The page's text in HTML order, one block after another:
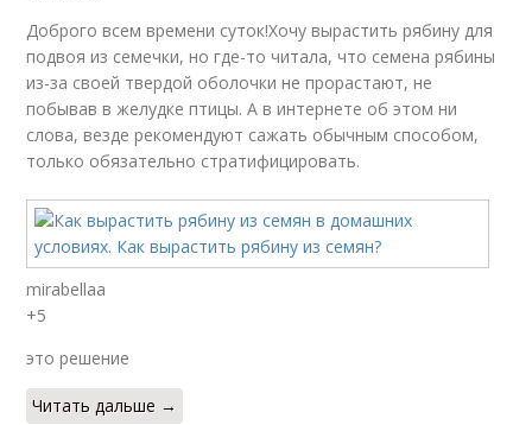
Доброго всем времени суток!Хочу вырастить рябину для
подвоя из семечки, но где-то читала, что семена рябины
из-за своей твердой оболочки не прорастают, не
побывав в желудке птицы. А в интернете об этом ни
слова, везде рекомендуют сажать обычным способом,
только обязательно стратифицировать.
mirabellaa
+5
это решение
Читать дальше →